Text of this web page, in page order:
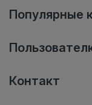
Популярные
Контакт